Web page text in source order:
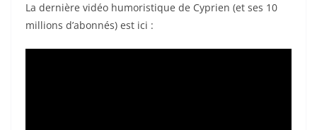
La dernière vidéo humoristique de Cyprien (et ses 10
millions d’abonnés) est ici :